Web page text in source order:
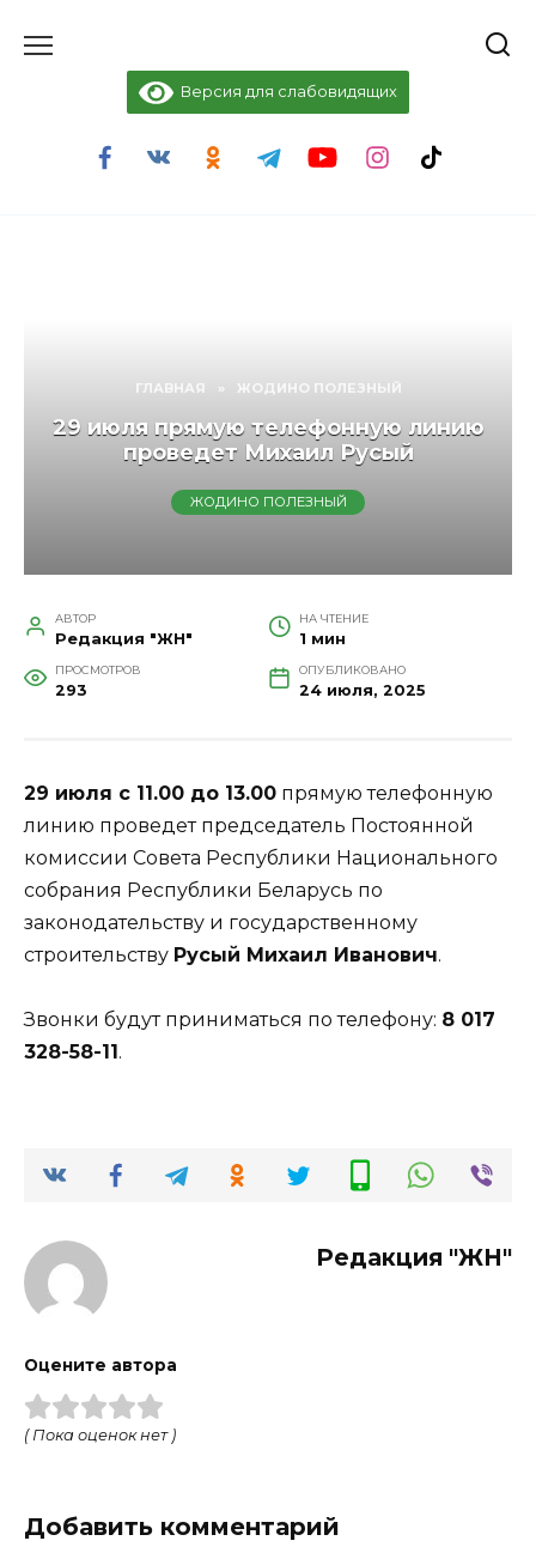
содержанию
Версия для слабовидящих
ГЛАВНАЯ » ЖОДИНО ПОЛЕЗНЫЙ
29 июля прямую телефонную линию
проведет Михаил Русый
ЖОДИНО ПОЛЕЗНЫЙ
АВТОР
Редакция "ЖН"
НА ЧТЕНИЕ
1 мин
ПРОСМОТРОВ
293
ОПУБЛИКОВАНО
24 июля, 2025
29 июля с 11.00 до 13.00 прямую телефонную
линию проведет председатель Постоянной
комиссии Совета Республики Национального
собрания Республики Беларусь по
законодательству и государственному
строительству Русый Михаил Иванович.
Звонки будут приниматься по телефону: 8 017
328-58-11 .
Редакция "ЖН"
Оцените автора
( Пока оценок нет )
Добавить комментарий